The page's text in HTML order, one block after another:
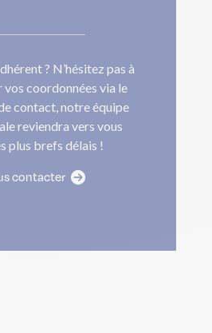
? N’hésitez pas à
vos coordonnées via le
contact, notre équipe
reviendra vers vous
plus brefs délais !
contacter